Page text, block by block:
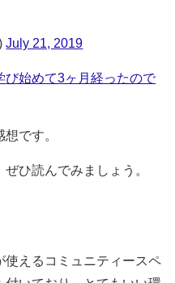
July 21, 2019
び始めて3ヶ月経ったので
です。
ひ読んでみましょう。
使えるコミュニティースペ